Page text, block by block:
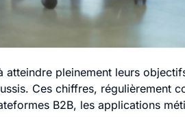
pleinement leurs
Ces chiffres, régulièrement
B2B, les applications